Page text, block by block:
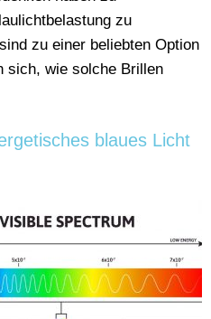
zu
sind zu einer beliebten Option
sich, wie solche Brillen
blaues Licht